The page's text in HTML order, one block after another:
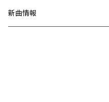
新曲情報